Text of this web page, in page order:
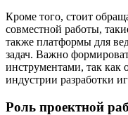
Кроме того, стоит
совместной работы,
также платформы для
задач. Важно
инструментами, так как
индустрии разработки
Роль проектной